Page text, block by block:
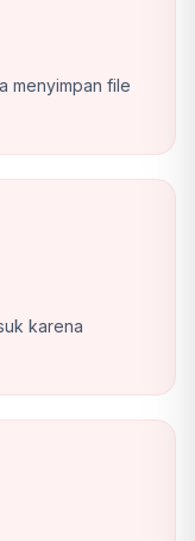
menyimpan file
karena